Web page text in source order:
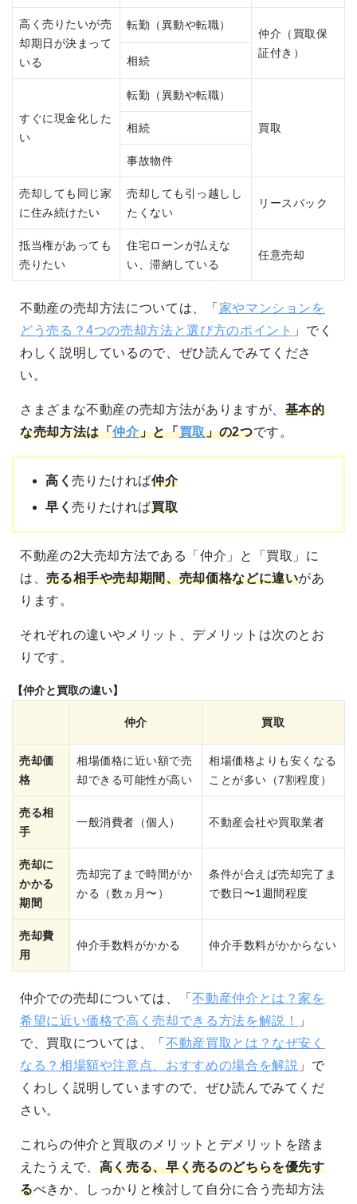
高く売りたいが売
却期日が決まって
いる
転勤（異動や転職）
仲介（買取保
証付き）
相続
すぐに現金化した
い
転勤（異動や転職）
買取
相続
事故物件
売却しても同じ家
に住み続けたい
売却しても引っ越しし
たくない
リースバック
抵当権があっても
売りたい
住宅ローンが払えな
い、滞納している
任意売却
不動産の売却方法については、「 家やマンションを
どう売る？4つの売却方法と選び方のポイント 」でく
わしく説明しているので、ぜひ読んでみてくださ
い。
さまざまな不動産の売却方法がありますが、 基本的
な売却方法は「仲介」と「買取」の2つです。
高く売りたければ仲介
早く売りたければ買取
不動産の2大売却方法である「仲介」と「買取」に
は、売る相手や売却期間、売却価格などに違いがあ
ります。
それぞれの違いやメリット、デメリットは次のとお
りです。
【仲介と買取の違い】
仲介 買取
売却価
格
相場価格に近い額で売
却できる可能性が高い
相場価格よりも安くなる
ことが多い（7割程度）
売る相
手
一般消費者（個人） 不動産会社や買取業者
売却に
かかる
期間
売却完了まで時間がか
かる（数ヵ月〜）
条件が合えば売却完了ま
で数日〜1週間程度
売却費
用
仲介手数料がかかる 仲介手数料がかからない
仲介での売却については、「不動産仲介とは？家を
希望に近い価格で高く売却できる方法を解説！
」
で、買取については、「不動産買取とは？なぜ安く
なる？相場額や注意点、おすすめの場合を解説 」で
くわしく説明していますので、ぜひ読んでみてくだ
さい。
これらの仲介と買取のメリットとデメリットを踏ま
えたうえで、 高く売る、早く売るのどちらを優先す
るべきか、しっかりと検討して自分に合う売却方法